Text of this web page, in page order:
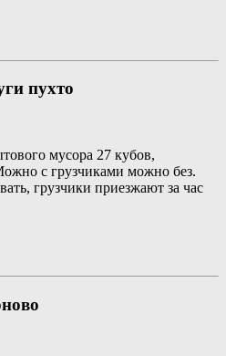
пухто
мусора 27 кубов,
с грузчиками можно без.
грузчики приезжают за час